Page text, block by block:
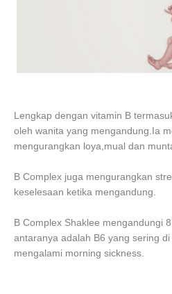
Lengkap dengan vitamin B
oleh wanita yang mengandung.Ia
mengurangkan loya,mual dan
B Complex juga mengurangkan
keselesaan ketika mengandung.
B Complex Shaklee mengandungi
antaranya adalah B6 yang sering
mengalami morning sickness.